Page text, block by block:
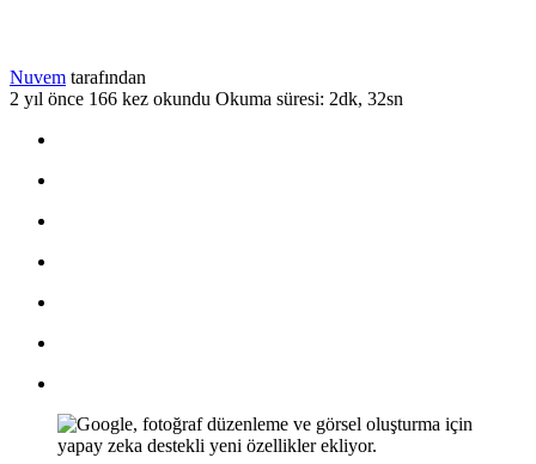
Nuvem tarafından
2 yıl önce 166 kez okundu Okuma süresi: 2dk, 32sn